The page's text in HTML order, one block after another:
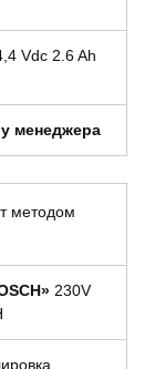
Vdc 2.6 Ah
менеджера
методом
230V